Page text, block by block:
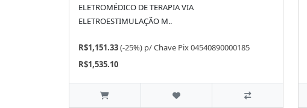
ELETROMÉDICO DE TERAPIA VIA
ELETROESTIMULAÇÃO M..
R$1,151.33(-25%) p/Chave Pix 04540890000185
R$1,535.10